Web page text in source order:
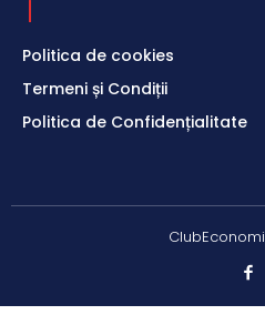
Politica de cookies
Termeni și Condiții
Politica de Confidențialitate